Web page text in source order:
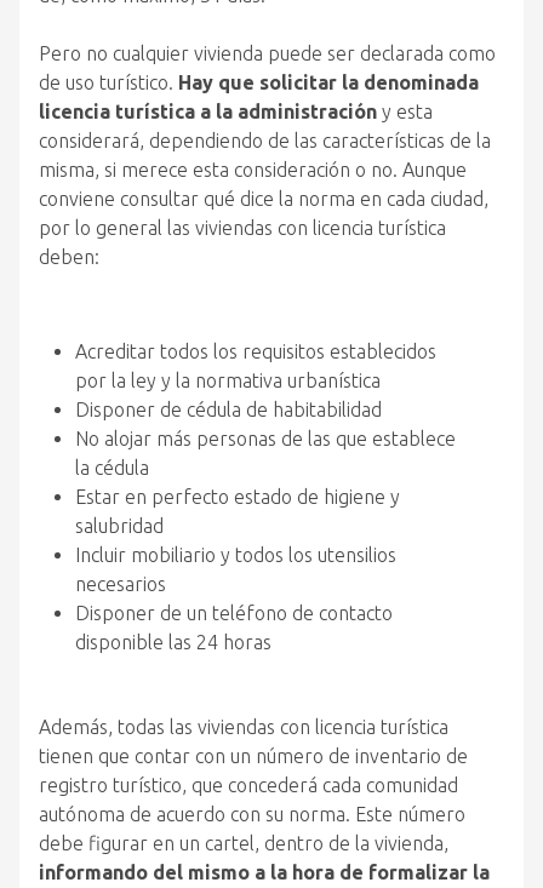
Pero no cualquier vivienda puede ser declarada como
de uso turístico. Hay que solicitar la denominada
licencia turística a la administración y esta
considerará, dependiendo de las características de la
misma, si merece esta consideración o no. Aunque
conviene consultar qué dice la norma en cada ciudad,
por lo general las viviendas con licencia turística
deben:
Acreditar todos los requisitos establecidos
por la ley y la normativa urbanística
Disponer de cédula de habitabilidad
No alojar más personas de las que establece
la cédula
Estar en perfecto estado de higiene y
salubridad
Incluir mobiliario y todos los utensilios
necesarios
Disponer de un teléfono de contacto
disponible las 24 horas
Además, todas las viviendas con licencia turística
tienen que contar con un número de inventario de
registro turístico, que concederá cada comunidad
autónoma de acuerdo con su norma. Este número
debe figurar en un cartel, dentro de la vivienda,
informando del mismo a la hora de formalizar la